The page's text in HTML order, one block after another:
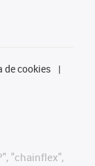
de cookies
"chainflex",